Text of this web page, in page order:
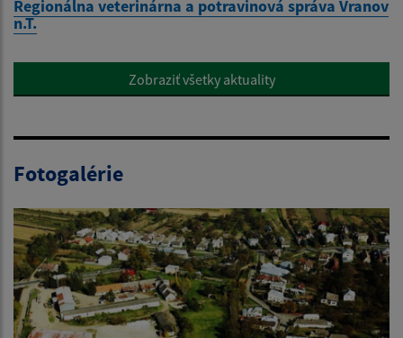
Regionálna veterinárna a potravinová správa Vranov
n.T.
Zobraziť všetky aktuality
Fotogalérie